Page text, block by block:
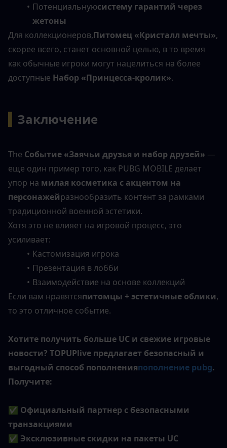
Потенциальнуюсистему гарантий через
жетоны
Для коллекционеров,Питомец «Кристалл мечты»,
скорее всего, станет основной целью, в то время
как обычные игроки могут нацелиться на более
доступные Набор «Принцесса-кролик».
Заключение
The Событие «Заячьи друзья и набор друзей» —
еще один пример того, как PUBG MOBILE делает
упор на милая косметика с акцентом на
персонажейразнообразить контент за рамками
традиционной военной эстетики.
Хотя это не влияет на игровой процесс, это
усиливает:
Кастомизация игрока
Презентация в лобби
Взаимодействие на основе коллекций
Если вам нравятсяпитомцы + эстетичные облики,
то это отличное событие.
Хотите получить больше UC и свежие игровые
новости? TOPUPlive предлагает безопасный и
выгодный способ пополненияпополнение pubg.
Получите:
✅ Официальный партнер с безопасными
транзакциями
✅ Эксклюзивные скидки на пакеты UC